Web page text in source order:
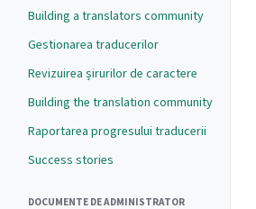
Building a translators community
Gestionarea traducerilor
Revizuirea șirurilor de caractere
Building the translation community
Raportarea progresului traducerii
Success stories
DOCUMENTE DE ADMINISTRATOR